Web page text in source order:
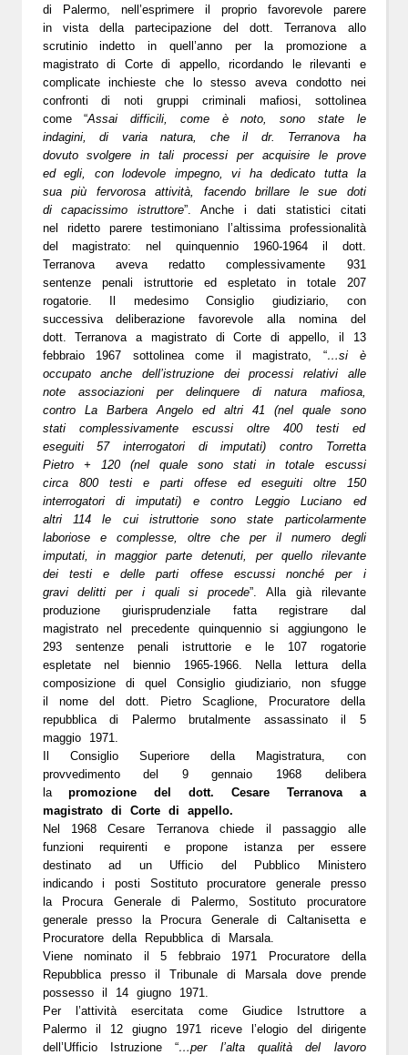
di Palermo, nell’esprimere il proprio favorevole parere
in vista della partecipazione del dott. Terranova allo
scrutinio indetto in quell’anno per la promozione a
magistrato di Corte di appello, ricordando le rilevanti e
complicate inchieste che lo stesso aveva condotto nei
confronti di noti gruppi criminali mafiosi, sottolinea
come “Assai difficili, come è noto, sono state le
indagini, di varia natura, che il dr. Terranova ha
dovuto svolgere in tali processi per acquisire le prove
ed egli, con lodevole impegno, vi ha dedicato tutta la
sua più fervorosa attività, facendo brillare le sue doti
di capacissimo istruttore”. Anche i dati statistici citati
nel ridetto parere testimoniano l’altissima professionalità
del magistrato: nel quinquennio 1960-1964 il dott.
Terranova aveva redatto complessivamente 931
sentenze penali istruttorie ed espletato in totale 207
rogatorie. Il medesimo Consiglio giudiziario, con
successiva deliberazione favorevole alla nomina del
dott. Terranova a magistrato di Corte di appello, il 13
febbraio 1967 sottolinea come il magistrato, “…si è
occupato anche dell’istruzione dei processi relativi alle
note associazioni per delinquere di natura mafiosa,
contro La Barbera Angelo ed altri 41(nel quale sono
stati complessivamente escussi oltre 400 testi ed
eseguiti 57 interrogatori di imputati) contro Torretta
Pietro + 120(nel quale sono stati in totale escussi
circa 800 testi e parti offese ed eseguiti oltre 150
interrogatori di imputati) e contro Leggio Luciano ed
altri 114le cui istruttorie sono state particolarmente
laboriose e complesse, oltre che per il numero degli
imputati, in maggior parte detenuti, per quello rilevante
dei testi e delle parti offese escussi nonché per i
gravi delitti per i quali si procede”. Alla già rilevante
produzione giurisprudenziale fatta registrare dal
magistrato nel precedente quinquennio si aggiungono le
293 sentenze penali istruttorie e le 107 rogatorie
espletate nel biennio 1965-1966. Nella lettura della
composizione di quel Consiglio giudiziario, non sfugge
il nome del dott. Pietro Scaglione, Procuratore della
repubblica di Palermo brutalmente assassinato il 5
maggio 1971.
Il Consiglio Superiore della Magistratura, con
provvedimento del 9 gennaio 1968delibera
lapromozione del dott. Cesare Terranova a
magistrato di Corte di appello.
Nel 1968 Cesare Terranovachiede il passaggio alle
funzioni requirenti e propone istanza per essere
destinato ad un Ufficio del Pubblico Ministero
indicando i posti Sostituto procuratore generale presso
la Procura Generale di Palermo, Sostituto procuratore
generale presso la Procura Generale di Caltanisetta e
Procuratore della Repubblica di Marsala.
Viene nominato il5 febbraio 1971
Procuratore della
Repubblica presso il Tribunale di Marsala dove prende
possesso il 14 giugno 1971
Per l’attività esercitata come Giudice Istruttore a
Palermo il 12 giugno 1971 riceve l’elogio del dirigente
dell’Ufficio Istruzione“…per l’alta qualità del lavoro